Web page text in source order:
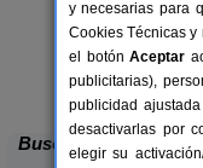
Petit
Buscar
y necesarias para
Cookies Técnicas y
el botónAceptar
publicitarias),
publicidad
desactivarlas por
elegir su